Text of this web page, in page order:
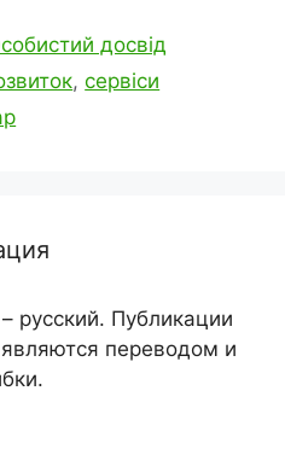
досвід
,сервіси
русский. Публикации
переводом и